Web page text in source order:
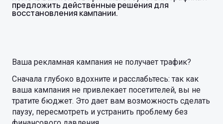
предложить действенные решения для
восстановления кампании.
Ваша рекламная кампания не получает трафик?
Сначала глубоко вдохните и расслабьтесь: так как
ваша кампания не привлекает посетителей, вы не
тратите бюджет. Это дает вам возможность сделать
паузу, пересмотреть и устранить проблему без